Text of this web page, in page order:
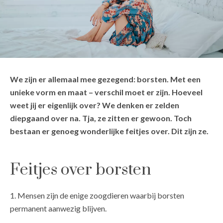
We zijn er allemaal mee gezegend: borsten. Met een
unieke vorm en maat – verschil moet er zijn. Hoeveel
weet jij er eigenlijk over? We denken er zelden
diepgaand over na. Tja, ze zitten er gewoon. Toch
bestaan er genoeg wonderlijke feitjes over. Dit zijn ze.
Feitjes over borsten
1. Mensen zijn de enige zoogdieren waarbij borsten
permanent aanwezig blijven.